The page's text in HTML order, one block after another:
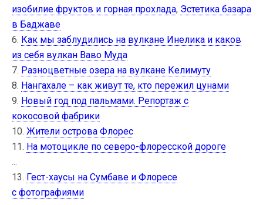
изобилие фруктов и горная прохлада, Эстетика базара
в Баджаве
6. Как мы заблудились на вулкане Инелика и каков
из себя вулкан Ваво Муда
7. Разноцветные озера на вулкане Келимуту
8. Нангахале – как живут те, кто пережил цунами
9. Новый год под пальмами. Репортаж с
кокосовой фабрики
10. Жители острова Флорес
11. На мотоцикле по северо-флоресской дороге
...
13. Гест-хаусы на Сумбаве и Флоресе
c фотографиями